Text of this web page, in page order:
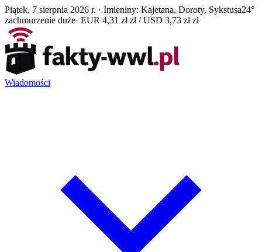
Piątek, 7 sierpnia 2026 r. · Imieniny: Kajetana, Doroty, Sykstusa24°
zachmurzenie duże· EUR 4,31 zł zł / USD 3,73 zł zł
Wiadomości